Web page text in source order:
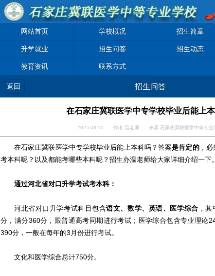
网站首页 学校概况 招生简章
升学就业 招生问答 招生动态
教育资讯 联系方式
返回 招生问答
在石家庄冀联医学中专学校毕业后能上
2025-08-10 作者:温老师 来源:石家庄冀联医学中等专业
在石家庄冀联医学中专学校毕业后能上本科吗？答案是肯定的，必
考本科呢？以及都能考哪些本科呢？招生办温老师给大家详细介绍一下。
通过河北省对口升学考试考本科：
河北省对口升学考试科目包含语文、数学、英语、医学综合 ，
分，满分360分，跟普通高考同期进行考试；医学综合包含专业理论
390分，一般在每年的3月份进行考试。
文化和医学综合总计750分。